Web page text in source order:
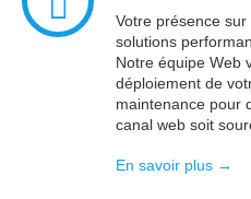
Votre présence sur
solutions
Notre équipe Web
déploiement de
maintenance pour
canal web soit
En savoir plus →